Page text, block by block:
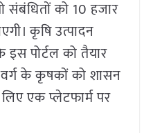
संबंधितों को 10हजार
कृषि उत्पादन
पोर्टल को तैयार
के कृषकों को शासन
एक प्लेटफार्म पर